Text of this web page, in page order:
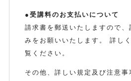
●受講料のお支払いについて
請求書を郵送いたしますので、
みをお願いいたします。 詳し
覧ください。
その他、詳しい規定及び注意事